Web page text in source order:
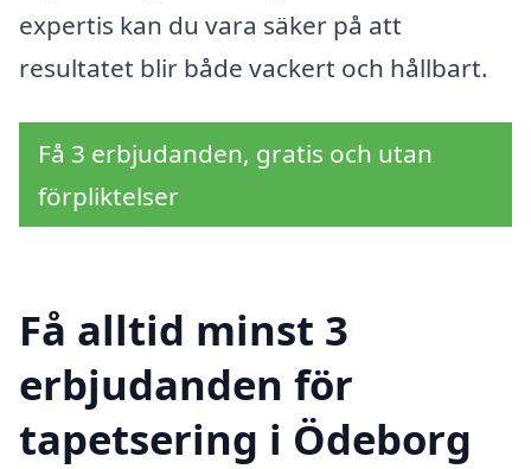
expertis kan du vara säker på att
resultatet blir både vackert och hållbart.
Få 3 erbjudanden, gratis och utan
förpliktelser
Få alltid minst 3
erbjudanden för
tapetsering i Ödeborg